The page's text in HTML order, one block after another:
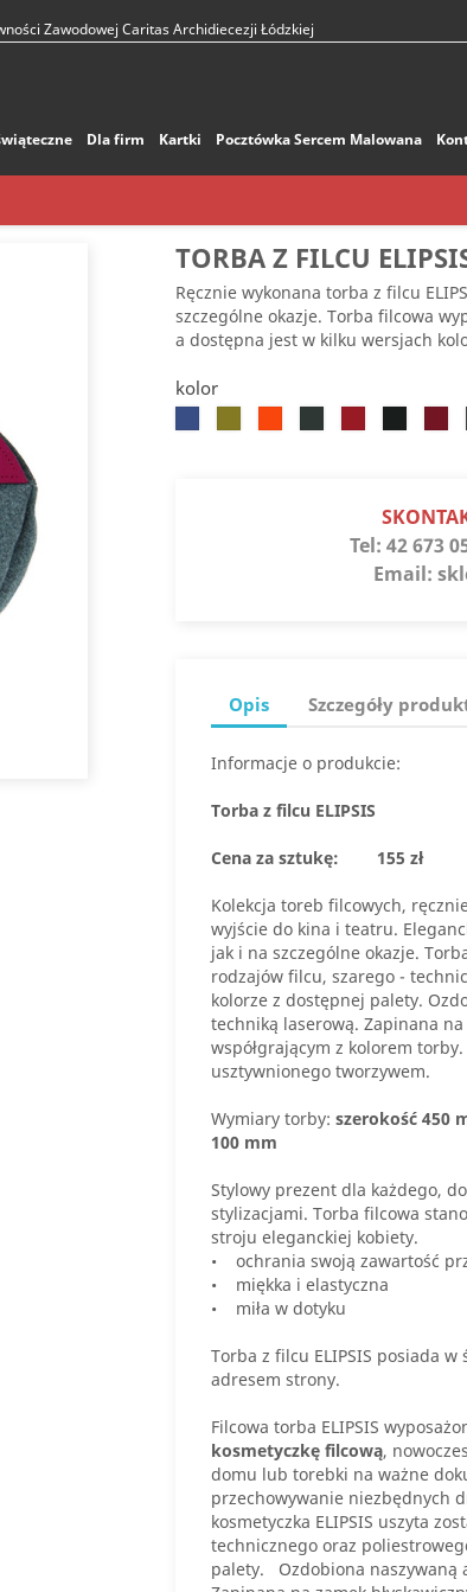
Zawodowej Caritas Archidiecezji Łódzkiej
Dla firm Kartki Pocztówka Sercem Malowana
TORBA Z FILCU
Ręcznie wykonana torba z filcu
szczególne okazje. Torba filcowa
a dostępna jest w kilku wersjach
kolor
Tel: 42 673
Email:
Opis Szczegóły
Informacje o produkcie:
Torba z filcu ELIPSIS
Cena za sztukę: 155 zł
Kolekcja toreb filcowych,
wyjście do kina i teatru.
jak i na szczególne okazje.
rodzajów filcu, szarego -
kolorze z dostępnej palety.
techniką laserową. Zapinana
współgrającym z kolorem
usztywnionego tworzywem.
Wymiary torby: szerokość 450
100 mm
Stylowy prezent dla każdego,
stylizacjami. Torba filcowa
stroju eleganckiej kobiety.
• ochrania swoją zawartość
• miękka i elastyczna
• miła w dotyku
Torba z filcu ELIPSIS posiada
adresem strony.
Filcowa torba ELIPSIS
kosmetyczkę filcową,
domu lub torebki na ważne
przechowywanie niezbędnych
kosmetyczka ELIPSIS uszyta
technicznego oraz
palety. Ozdobiona naszywaną